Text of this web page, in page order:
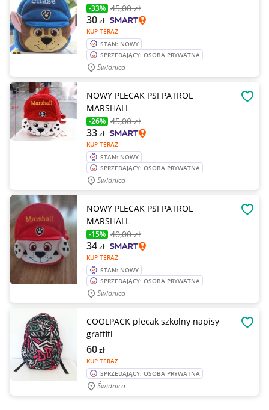
-33% 45,00 zł
KUP TERAZ
30zł
STAN: NOWY
SPRZEDAJĄCY: OSOBA PRYWATNA
Świdnica
NOWY PLECAK PSI PATROL
MARSHALL
-26% 45,00 zł
KUP TERAZ
33zł
STAN: NOWY
SPRZEDAJĄCY: OSOBA PRYWATNA
Świdnica
NOWY PLECAK PSI PATROL
MARSHALL
-15% 40,00 zł
KUP TERAZ
34zł
STAN: NOWY
SPRZEDAJĄCY: OSOBA PRYWATNA
Świdnica
COOLPACK plecak szkolny napisy
graffiti
KUP TERAZ
60zł
SPRZEDAJĄCY: OSOBA PRYWATNA
Świdnica